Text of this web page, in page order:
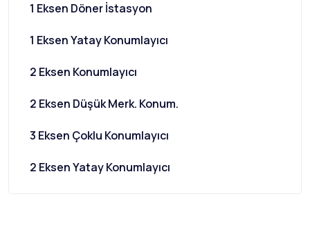
1 Eksen Döner İstasyon
1 Eksen Yatay Konumlayıcı
2 Eksen Konumlayıcı
2 Eksen Düşük Merk. Konum.
3 Eksen Çoklu Konumlayıcı
2 Eksen Yatay Konumlayıcı